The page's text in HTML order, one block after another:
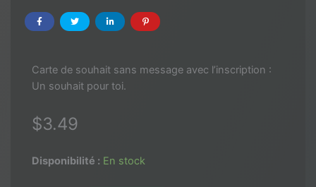
Carte de souhait sans message avec l’inscription :
Un souhait pour toi.
$3.49
Disponibilité : En stock